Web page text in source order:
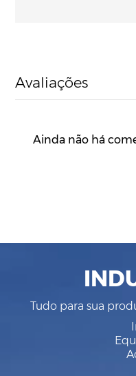
Avaliações
Ainda não há
Tudo para sua